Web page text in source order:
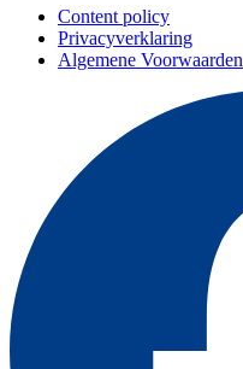
Content policy
Privacyverklaring
Algemene Voorwaarden